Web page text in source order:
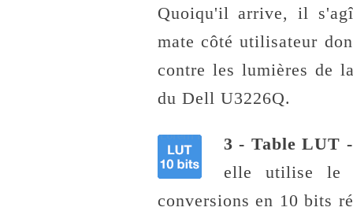
Quoiqu'il arrive, il
mate côté utilisateur
contre les lumières de
du Dell U3226Q.
3 - Table LUT -
elle utilise le
conversions en 10 bits